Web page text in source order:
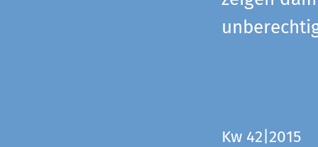
Kw 42|2015